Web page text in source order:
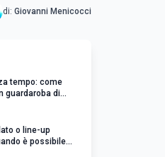
di: Giovanni Menicocci
tempo: come
guardaroba di
o line-up
è possibile